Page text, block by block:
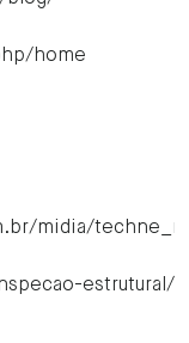
home
midia/
estrutural/